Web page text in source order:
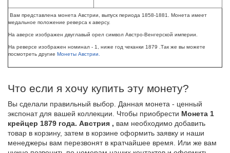
Вам представлена монета Австрии, выпуск периода 1858-1881. Монета имеет
медальное положение реверса к аверсу.
На аверсе изображен двуглавый орел символ Австро-Венгерской империи.
На реверсе изображен номинал - 1, ниже год чеканки 1879 . Так же вы можете
посмотреть другие Монеты Австрии.
Что если я хочу купить эту монету?
Вы сделали правильный выбор. Данная монета - ценный
экспонат для вашей коллекции. Чтобы приобрести Монета 1
крейцер 1879 года. Австрия , вам необходимо добавить
товар в корзину, затем в корзине оформить заявку и наши
менеджеры вам перезвонят в кратчайшее время. Или же вам